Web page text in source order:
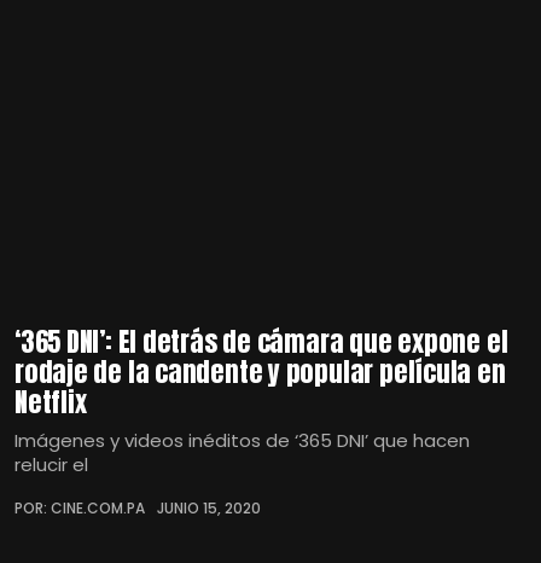
‘365 DNI’: El detrás de cámara que expone el
rodaje de la candente y popular película en
Netflix
Imágenes y videos inéditos de ‘365 DNI’ que hacen
relucir el
POR: CINE.COM.PA JUNIO 15, 2020